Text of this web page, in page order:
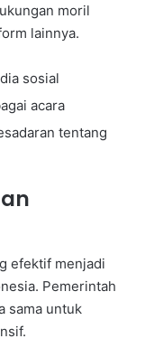
moril
lainnya.
sosial
acara
tentang
efektif menjadi
Pemerintah
sama untuk